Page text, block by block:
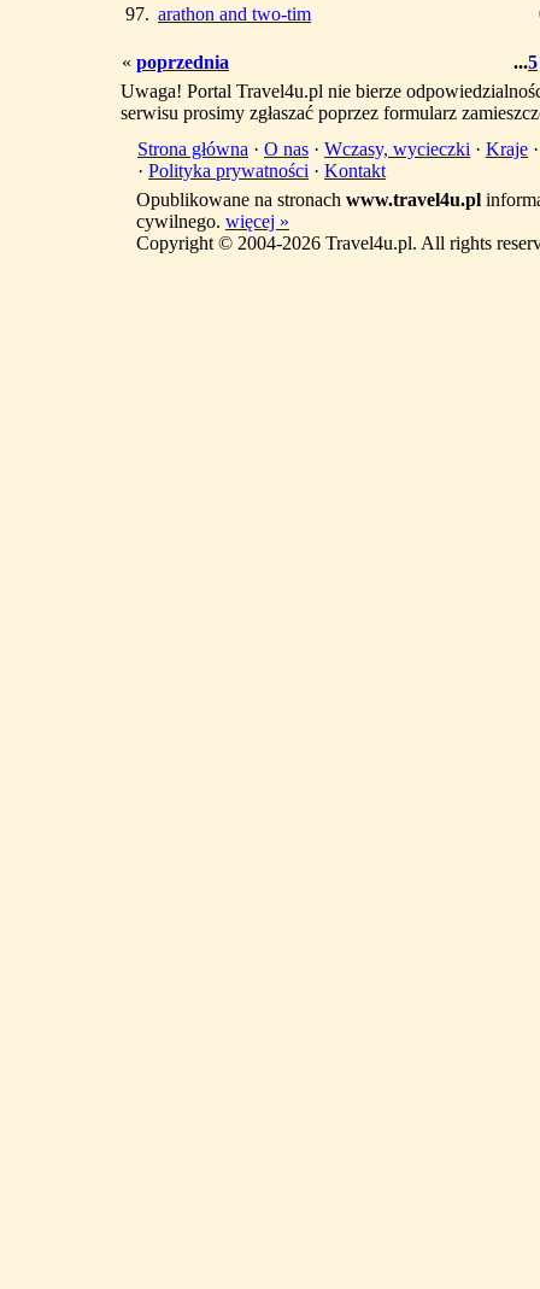
97. arathon and two-tim
« poprzednia ...5
Uwaga! Portal Travel4u.pl nie bierze
serwisu prosimy zgłaszać poprzez formularz
Strona główna · O nas · Wczasy, wycieczki · Kraje
· Polityka prywatności · Kontakt
Opublikowane na stronach www.travel4u.pl
cywilnego. więcej »
Copyright © 2004-2026 Travel4u.pl. All rights